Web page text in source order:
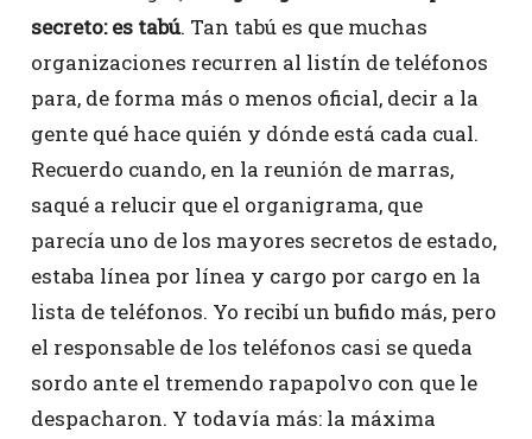
secreto: es tabú. Tan tabú es que muchas
organizaciones recurren al listín de teléfonos
para, de forma más o menos oficial, decir a la
gente qué hace quién y dónde está cada cual.
Recuerdo cuando, en la reunión de marras,
saqué a relucir que el organigrama, que
parecía uno de los mayores secretos de estado,
estaba línea por línea y cargo por cargo en la
lista de teléfonos. Yo recibí un bufido más, pero
el responsable de los teléfonos casi se queda
sordo ante el tremendo rapapolvo con que le
despacharon. Y todavía más: la máxima